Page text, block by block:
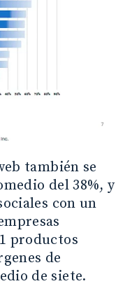
también se
del 38%, y
con un
productos
de
de siete.